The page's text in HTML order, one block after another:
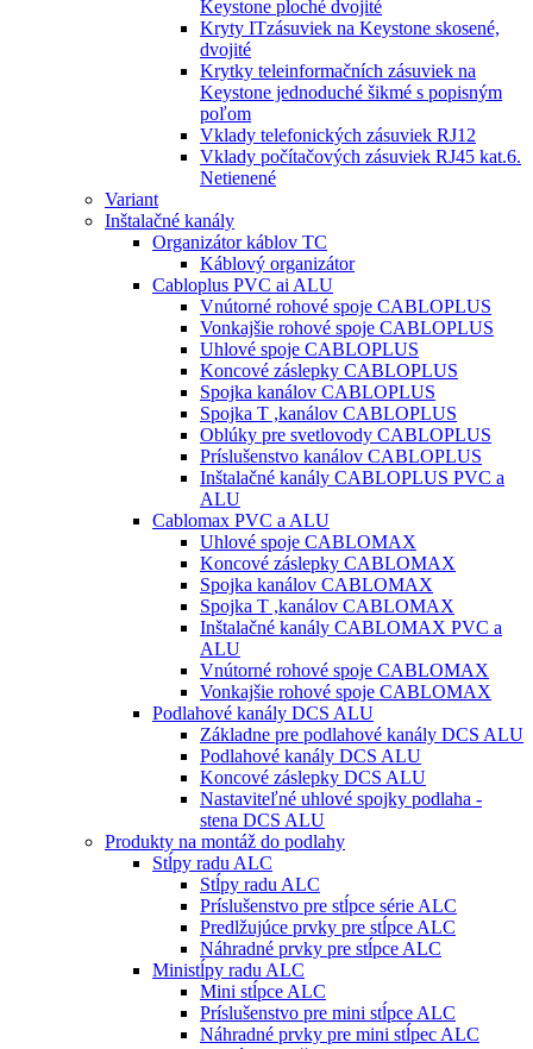
Keystone ploché dvojité
Kryty ITzásuviek na Keystone skosené,
dvojité
Krytky teleinformačních zásuviek na
Keystone jednoduché šikmé s popisným
poľom
Vklady telefonických zásuviek RJ12
Vklady počítačových zásuviek RJ45 kat.6.
Netienené
Variant
Inštalačné kanály
Organizátor káblov TC
Káblový organizátor
Cabloplus PVC ai ALU
Vnútorné rohové spoje CABLOPLUS
Vonkajšie rohové spoje CABLOPLUS
Uhlové spoje CABLOPLUS
Koncové záslepky CABLOPLUS
Spojka kanálov CABLOPLUS
Spojka T ,kanálov CABLOPLUS
Oblúky pre svetlovody CABLOPLUS
Príslušenstvo kanálov CABLOPLUS
Inštalačné kanály CABLOPLUS PVC a
ALU
Cablomax PVC a ALU
Uhlové spoje CABLOMAX
Koncové záslepky CABLOMAX
Spojka kanálov CABLOMAX
Spojka T ,kanálov CABLOMAX
Inštalačné kanály CABLOMAX PVC a
ALU
Vnútorné rohové spoje CABLOMAX
Vonkajšie rohové spoje CABLOMAX
Podlahové kanály DCS ALU
Základne pre podlahové kanály DCS ALU
Podlahové kanály DCS ALU
Koncové záslepky DCS ALU
Nastaviteľné uhlové spojky podlaha -
stena DCS ALU
Produkty na montáž do podlahy
Stĺpy radu ALC
Stĺpy radu ALC
Príslušenstvo pre stĺpce série ALC
Predlžujúce prvky pre stĺpce ALC
Náhradné prvky pre stĺpce ALC
Ministĺpy radu ALC
Mini stĺpce ALC
Príslušenstvo pre mini stĺpce ALC
Náhradné prvky pre mini stĺpec ALC